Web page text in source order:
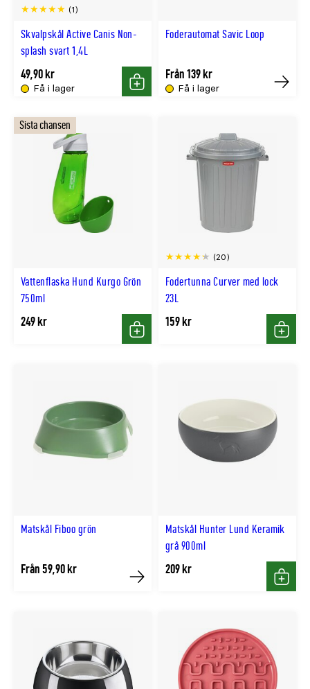
Skvalpskål Active Canis Non-
splash svart 1,4L
(1)
Få i lager
49,90 kr
Köp
Foderautomat Savic Loop
Få i lager
Från 139 kr
Köp
Vattenflaska Hund Kurgo Grön
750ml
Sista chansen
249 kr
Köp
Fodertunna Curver med lock
23L
(20)
159 kr
Köp
Matskål Fiboo grön
Från 59,90 kr
Köp
Matskål Hunter Lund Keramik
grå 900ml
209 kr
Köp